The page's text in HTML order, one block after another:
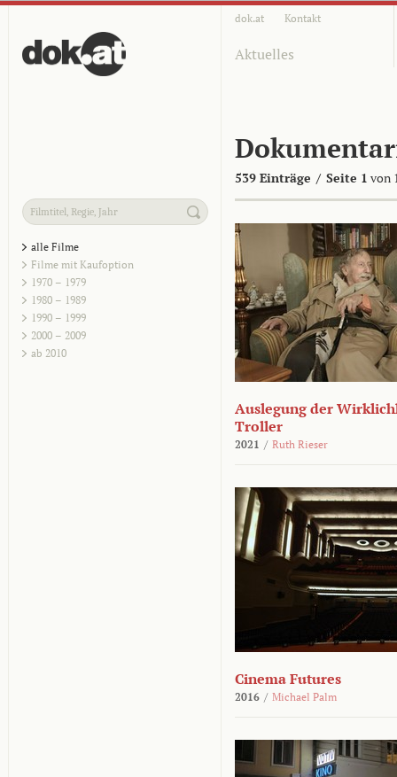
dok.at Kontakt
Aktuelles
539 Einträge / Seite 1 von
alle Filme
Filme mit Kaufoption
1970 – 1979
1980 – 1989
1990 – 1999
2000 – 2009
ab 2010
Auslegung der
Troller
2021 / Ruth Rieser
Cinema Futures
2016 / Michael Palm